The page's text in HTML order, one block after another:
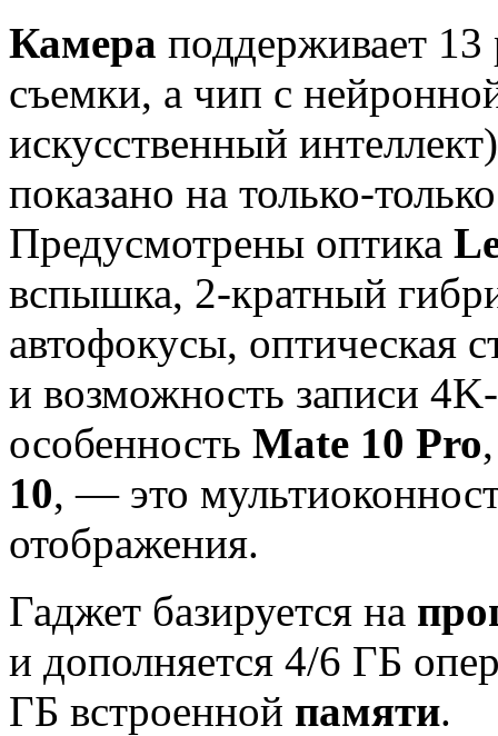
Камера поддерживает
съемки, а чип с
искусственный
показано на только-
Предусмотрены оптика
вспышка, 2-кратный
автофокусы, оптическая
и возможность записи
особенность Mate 10 Pro
10, — это
отображения.
Гаджет базируется на
и дополняется 4/6 ГБ
ГБ встроенной памяти.